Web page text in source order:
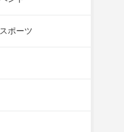
ポーツ